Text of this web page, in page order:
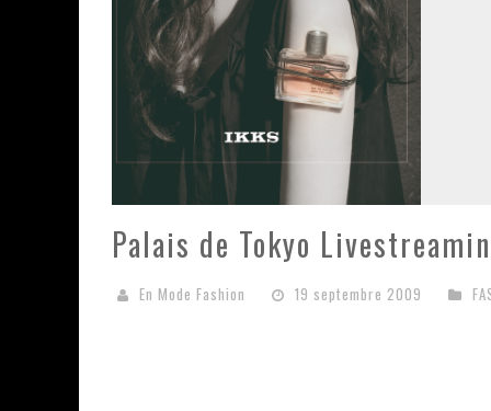
Palais de Tokyo
En Mode Fashion 19 septembre 2009